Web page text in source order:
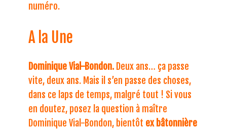
numéro.
A la Une
Dominique Vial-Bondon. Deux ans… ça passe
vite, deux ans. Mais il s’en passe des choses,
dans ce laps de temps, malgré tout ! Si vous
en doutez, posez la question à maître
Dominique Vial-Bondon, bientôt ex bâtonnière